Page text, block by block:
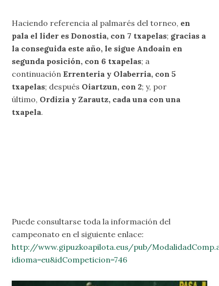
Haciendo referencia al palmarés del torneo, en
pala el lider es Donostia, con 7 txapelas; gracias a
la conseguida este año, le sigue Andoain en
segunda posición, con 6 txapelas; a
continuación Errenteria y Olaberria, con 5
txapelas; después Oiartzun, con 2; y, por
último, Ordizia y Zarautz, cada una con una
txapela.
Puede consultarse toda la información del
campeonato en el siguiente enlace:
http://www.gipuzkoapilota.eus/pub/
idioma=eu&idCompeticion=746